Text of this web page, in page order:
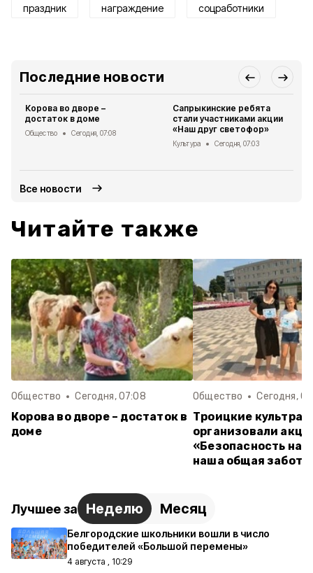
праздник награждение соцработники
Последние новости
Корова во дворе –
достаток в доме
Общество Сегодня, 07:08
Сапрыкинские ребята
стали участниками акции
«Наш друг светофор»
Культура Сегодня, 07:03
Все новости
Читайте также
Общество Сегодня, 07:08
Корова во дворе – достаток в
доме
Общество Сегодня,
Троицкие
организовали
«Безопасность на
наша общая
Лучшее за Неделю Месяц
Белгородские школьники вошли в число
победителей «Большой перемены»
4 августа , 10:29